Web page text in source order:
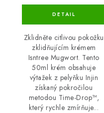
Zklidněte citlivou pokožku
zklidňujícím krémem
Isntree Mugwort. Tento
50ml krém obsahuje
výtažek z pelyňku Injin
získaný pokročilou
metodou Time-Drop™,
který rychle zmírňuje...